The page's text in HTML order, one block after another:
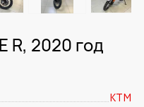
R, 2020 год
KTM